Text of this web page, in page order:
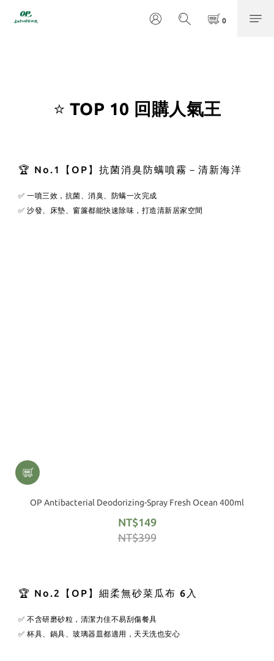
⭐ TOP 10 回購人氣王
🏆 No.1 【OP】抗菌消臭防螨噴霧－清新海洋
✅ 一噴三效，抗菌、消臭、防螨一次完成
✅ 沙發、床墊、窗簾都能快速除味，打造清新居家空間
OP Antibacterial Deodorizing-Spray Fresh Ocean 400ml
NT$149
NT$399
🏆 No.2 【OP】細柔無砂菜瓜布 6入
✅ 不含研磨砂粒，清潔力佳不易刮傷餐具
✅ 杯具、鍋具、玻璃器皿都適用，天天洗也安心